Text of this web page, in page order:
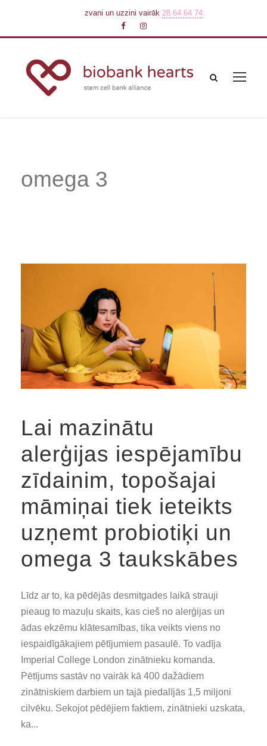
zvani un uzzini vairāk 28 64 64 74
omega 3
Lai mazinātu
alerģijas iespējamību
zīdainim, topošajai
māmiņai tiek ieteikts
uzņemt probiotiķi un
omega 3 taukskābes
Līdz ar to, ka pēdējās desmitgades laikā strauji
pieaug to mazuļu skaits, kas cieš no alerģijas un
ādas ekzēmu klātesamības, tika veikts viens no
iespaidīgākajiem pētījumiem pasaulē. To vadīja
Imperial College London zinātnieku komanda.
Pētījums sastāv no vairāk kā 400 dažādiem
zinātniskiem darbiem un tajā piedalījās 1,5 miljoni
cilvēku. Sekojot pēdējiem faktiem, zinātnieki uzskata,
ka...